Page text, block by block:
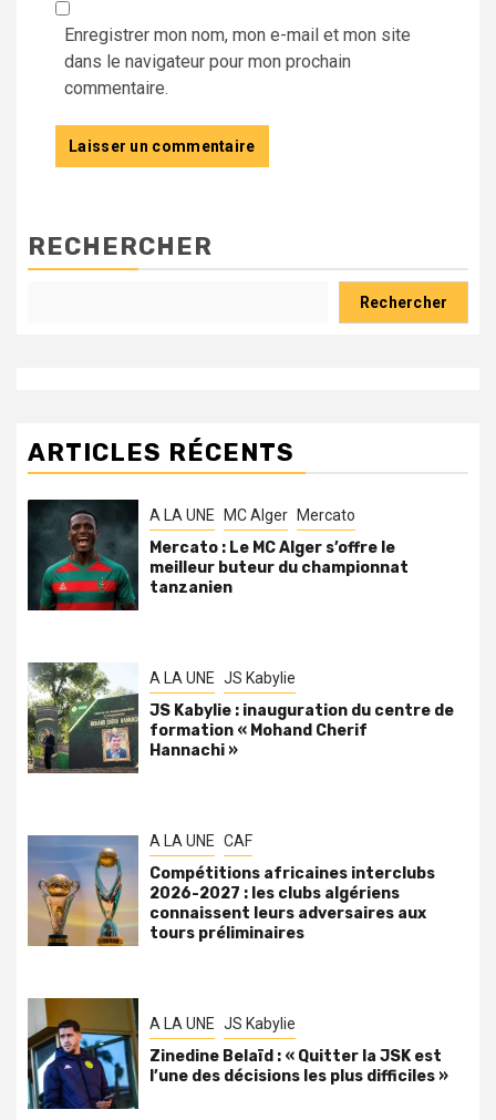
Enregistrer mon nom, mon e-mail et mon site
dans le navigateur pour mon prochain
commentaire.
RECHERCHER
Rechercher
ARTICLES RÉCENTS
A LA UNE MC Alger Mercato
Mercato : Le MC Alger s’offre le
meilleur buteur du championnat
tanzanien
A LA UNE JS Kabylie
JS Kabylie : inauguration du centre de
formation « Mohand Cherif
Hannachi »
A LA UNE CAF
Compétitions africaines interclubs
2026-2027 : les clubs algériens
connaissent leurs adversaires aux
tours préliminaires
A LA UNE JS Kabylie
Zinedine Belaïd : « Quitter la JSK est
l’une des décisions les plus difficiles »